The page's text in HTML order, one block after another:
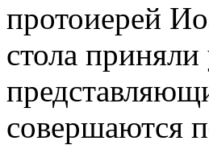
протоиерей
стола
совершаются